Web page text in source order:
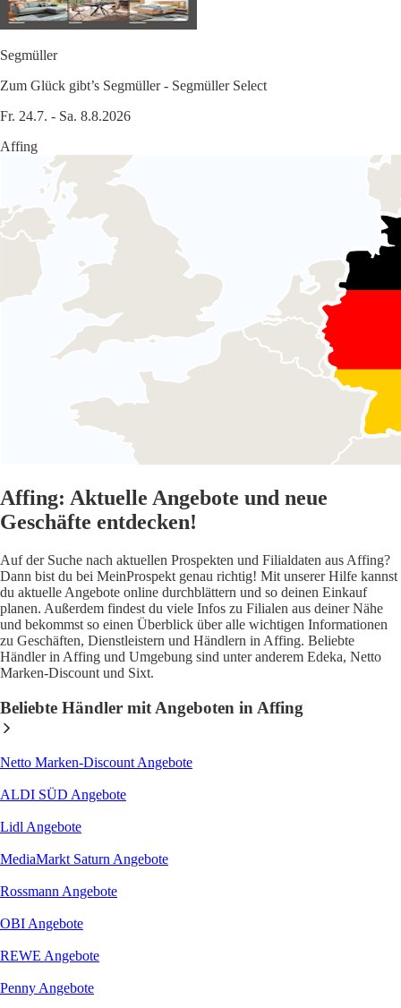
Segmüller
Zum Glück gibt’s Segmüller - Segmüller Select
Fr. 24.7. - Sa. 8.8.2026
Affing
Affing: Aktuelle Angebote und neue
Geschäfte entdecken!
Auf der Suche nach aktuellen Prospekten und Filialdaten aus Affing?
Dann bist du bei MeinProspekt genau richtig! Mit unserer Hilfe kannst
du aktuelle Angebote online durchblättern und so deinen Einkauf
planen. Außerdem findest du viele Infos zu Filialen aus deiner Nähe
und bekommst so einen Überblick über alle wichtigen Informationen
zu Geschäften, Dienstleistern und Händlern in Affing. Beliebte
Händler in Affing und Umgebung sind unter anderem Edeka, Netto
Marken-Discount und Sixt.
Beliebte Händler mit Angeboten in Affing
Netto Marken-Discount Angebote
ALDI SÜD Angebote
Lidl Angebote
MediaMarkt Saturn Angebote
Rossmann Angebote
OBI Angebote
REWE Angebote
Penny Angebote